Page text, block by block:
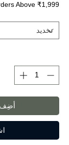
Above ₹1,999
أضِف